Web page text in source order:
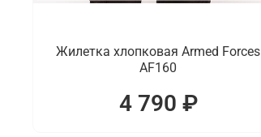
Жилетка хлопковая Armed Forces
AF160
4 790 ₽